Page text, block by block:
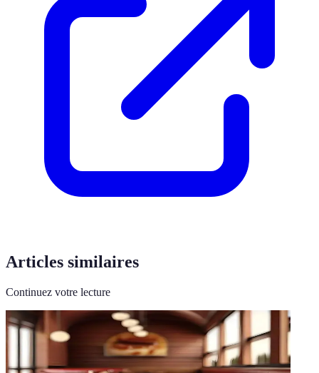
Articles similaires
Continuez votre lecture